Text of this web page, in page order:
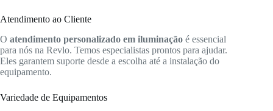
Atendimento ao Cliente
O atendimento personalizado em iluminação é essencial
para nós na Revlo. Temos especialistas prontos para ajudar.
Eles garantem suporte desde a escolha até a instalação do
equipamento.
Variedade de Equipamentos